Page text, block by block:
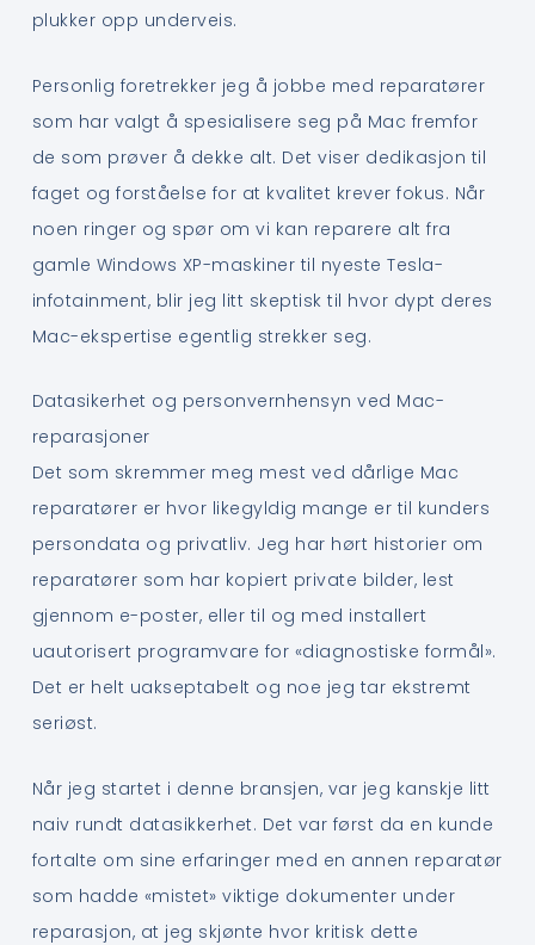
plukker opp underveis.
Personlig foretrekker jeg å jobbe med reparatører
som har valgt å spesialisere seg på Mac fremfor
de som prøver å dekke alt. Det viser dedikasjon til
faget og forståelse for at kvalitet krever fokus. Når
noen ringer og spør om vi kan reparere alt fra
gamle Windows XP-maskiner til nyeste Tesla-
infotainment, blir jeg litt skeptisk til hvor dypt deres
Mac-ekspertise egentlig strekker seg.
Datasikerhet og personvernhensyn ved Mac-
reparasjoner
Det som skremmer meg mest ved dårlige Mac
reparatører er hvor likegyldig mange er til kunders
persondata og privatliv. Jeg har hørt historier om
reparatører som har kopiert private bilder, lest
gjennom e-poster, eller til og med installert
uautorisert programvare for «diagnostiske formål».
Det er helt uakseptabelt og noe jeg tar ekstremt
seriøst.
Når jeg startet i denne bransjen, var jeg kanskje litt
naiv rundt datasikkerhet. Det var først da en kunde
fortalte om sine erfaringer med en annen reparatør
som hadde «mistet» viktige dokumenter under
reparasjon, at jeg skjønte hvor kritisk dette